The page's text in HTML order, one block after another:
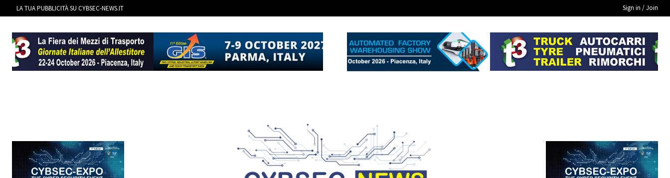
LA TUA PUBBLICITÀ SU CYBSEC-NEWS.IT Sign in / Join